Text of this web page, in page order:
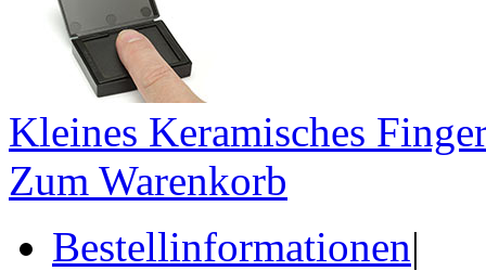
Kleines Keramisches
Zum Warenkorb
Bestellinformationen|